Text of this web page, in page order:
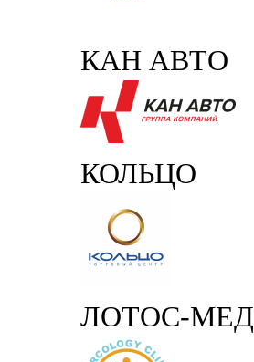
КАН АВТО
КОЛЬЦО
ЛОТОС-МЕД